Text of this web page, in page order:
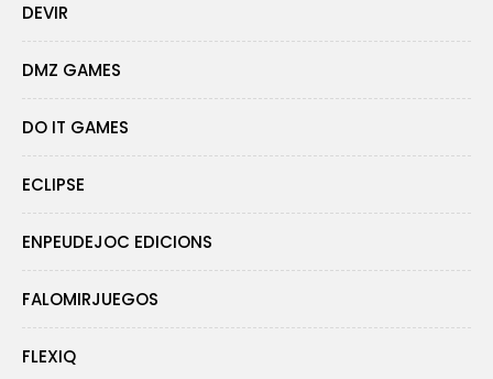
DEVIR
DMZ GAMES
DO IT GAMES
ECLIPSE
ENPEUDEJOC EDICIONS
FALOMIRJUEGOS
FLEXIQ